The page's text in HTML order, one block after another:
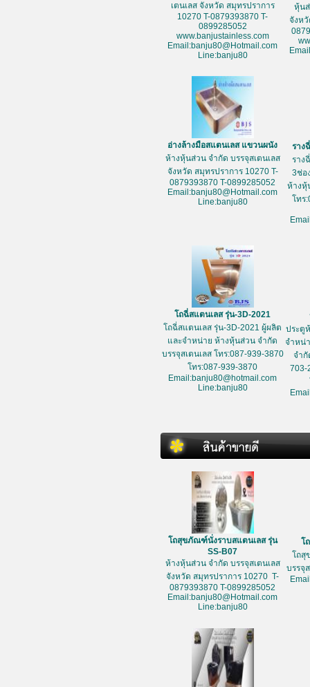
เตนเลส จังหวัด สมุทรปราการ
10270 T-0879393870 T-
0899285052
www.banjustainless.com
Email:banju80@Hotmail.com
Line:banju80
หุ้น
จังห
อ่างล้างมือสแตนเลส แขวนผนัง
ห้างหุ้นส่วน จำกัด บรรจุสเตนเลส
จังหวัด สมุทรปราการ 10270 T-
0879393870 T-0899285052
Email:banju80@Hotmail.com
Line:banju80
ราง
ราง
3ช่อ
ห้างหุ้
โทร
โถฉี่สแตนเลส รุ่น-3D-2021
โถฉี่สแตนเลส รุ่น-3D-2021 ผู้ผลิต
และจำหน่าย ห้างหุ้นส่วน จำกัด
บรรจุสเตนเลส โทร:087-939-3870
โทร:087-939-3870
Email:banju80@hotmail.com
Line:banju80
ประตู
จำหน่
จำกั
703-
โถสุขภัณฑ์นั่งราบสแตนเลส รุ่น
SS-B07
ห้างหุ้นส่วน จำกัด บรรจุสเตนเลส
จังหวัด สมุทรปราการ 10270 T-
0879393870 T-0899285052
Email:banju80@Hotmail.com
Line:banju80
โ
โถสุ
บรรจุ